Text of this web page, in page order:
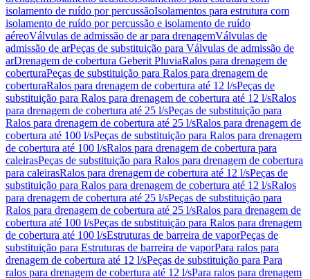
isolamento de ruído por percussãoIsolamentos para estrutura com
isolamento de ruído por percussão e isolamento de ruído
aéreoVálvulas de admissão de ar para drenagemVálvulas de
admissão de arPeças de substituição para Válvulas de admissão de
arDrenagem de cobertura Geberit PluviaRalos para drenagem de
coberturaPeças de substituição para Ralos para drenagem de
coberturaRalos para drenagem de cobertura até 12 l/sPeças de
substituição para Ralos para drenagem de cobertura até 12 l/sRalos
para drenagem de cobertura até 25 l/sPeças de substituição para
Ralos para drenagem de cobertura até 25 l/sRalos para drenagem de
cobertura até 100 l/sPeças de substituição para Ralos para drenagem
de cobertura até 100 l/sRalos para drenagem de cobertura para
caleirasPeças de substituição para Ralos para drenagem de cobertura
para caleirasRalos para drenagem de cobertura até 12 l/sPeças de
substituição para Ralos para drenagem de cobertura até 12 l/sRalos
para drenagem de cobertura até 25 l/sPeças de substituição para
Ralos para drenagem de cobertura até 25 l/sRalos para drenagem de
cobertura até 100 l/sPeças de substituição para Ralos para drenagem
de cobertura até 100 l/sEstruturas de barreira de vaporPeças de
substituição para Estruturas de barreira de vaporPara ralos para
drenagem de cobertura até 12 l/sPeças de substituição para Para
ralos para drenagem de cobertura até 12 l/sPara ralos para drenagem